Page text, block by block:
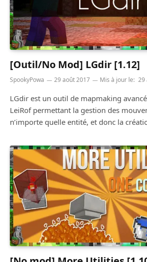
[Outil/No Mod] LGdir [1.12]
SpookyPowa 29 août 2017 Mis à jour le: 29
LGdir est un outil de mapmaking
LeiRof permettant la gestion des
n’importe quelle entité, et donc la